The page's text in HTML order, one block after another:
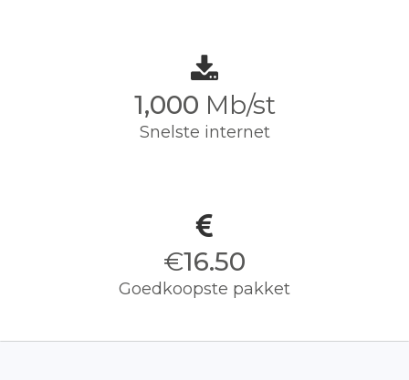
1,000 Mb/st
Snelste internet
€16.50
Goedkoopste pakket